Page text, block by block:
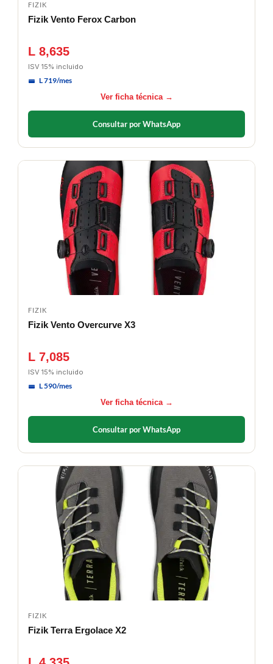
FIZIK
Fizik Vento Ferox Carbon
L 8,635
ISV 15% incluido
L 719/mes
Ver ficha técnica →
Consultar por WhatsApp
FIZIK
Fizik Vento Overcurve X3
L 7,085
ISV 15% incluido
L 590/mes
Ver ficha técnica →
Consultar por WhatsApp
FIZIK
Fizik Terra Ergolace X2